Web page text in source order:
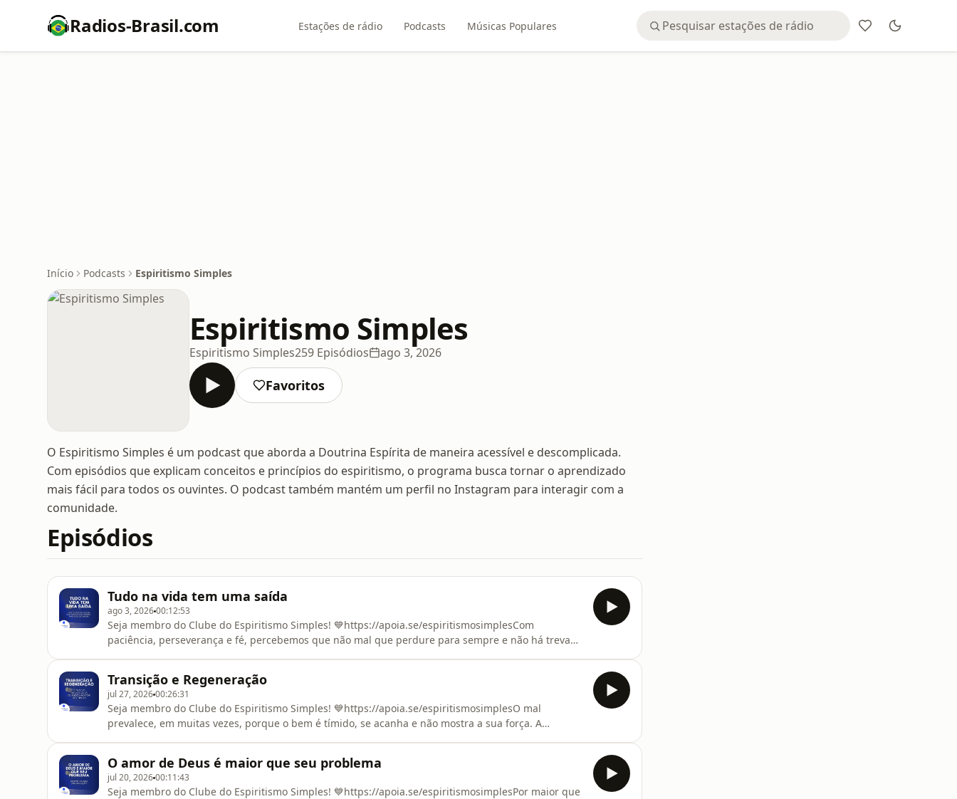
Radios-Brasil.com Estações de rádio Podcasts Músicas Populares
Início Podcasts Espiritismo Simples
Espiritismo Simples
Espiritismo Simples259 Episódios ago 3, 2026
Favoritos
O Espiritismo Simples é um podcast que aborda a Doutrina Espírita de maneira acessível e descomplicada.
Com episódios que explicam conceitos e princípios do espiritismo, o programa busca tornar o aprendizado
mais fácil para todos os ouvintes. O podcast também mantém um perfil no Instagram para interagir com a
comunidade.
Episódios
Tudo na vida tem uma saída
ago 3, 202600:12:53
Seja membro do Clube do Espiritismo Simples! 💙https://apoia.se/espiritismosimplesCom
paciência, perseverança e fé, percebemos que não mal que perdure para sempre e não há treva
transcenderloja.comUse o cupom de desconto ES10 para 10% OFFSiga
Transição e Regeneração
jul 27, 202600:26:31
Seja membro do Clube do Espiritismo Simples! 💙https://apoia.se/espiritismosimplesO mal
prevalece, em muitas vezes, porque o bem é tímido, se acanha e não mostra a sua força. A
transcenderloja.comUse o cupom de desconto ES10 para 10% OFFSiga nosso Insta
O amor de Deus é maior que seu problema
jul 20, 202600:11:43
Seja membro do Clube do Espiritismo Simples! 💙https://apoia.se/espiritismosimplesPor maior que